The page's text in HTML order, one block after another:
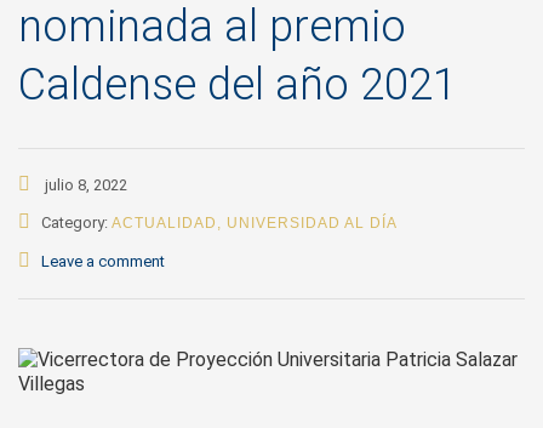
nominada al premio
Caldense del año 2021
julio 8, 2022
Category: ACTUALIDAD , UNIVERSIDAD AL DÍA
Leave a comment